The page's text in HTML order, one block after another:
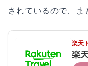
されているので、ま
楽天
楽